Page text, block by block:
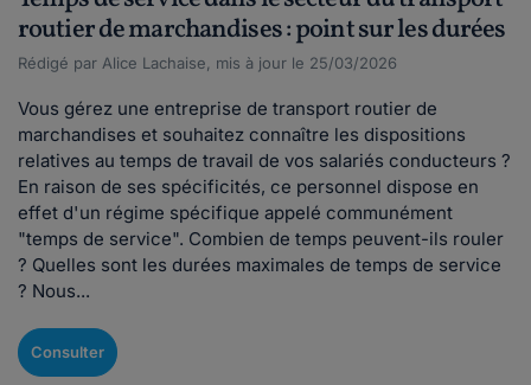
routier de marchandises : point sur les durées
Rédigé par Alice Lachaise, mis à jour le 25/03/2026
Vous gérez une entreprise de transport routier de
marchandises et souhaitez connaître les dispositions
relatives au temps de travail de vos salariés conducteurs ?
En raison de ses spécificités, ce personnel dispose en
effet d'un régime spécifique appelé communément
"temps de service". Combien de temps peuvent-ils rouler
? Quelles sont les durées maximales de temps de service
? Nous...
Consulter